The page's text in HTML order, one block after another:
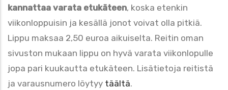
kannattaa varata etukäteen, koska etenkin
viikonloppuisin ja kesällä jonot voivat olla pitkiä.
Lippu maksaa 2,50 euroa aikuiselta. Reitin oman
sivuston mukaan lippu on hyvä varata viikonlopulle
jopa pari kuukautta etukäteen. Lisätietoja reitistä
ja varausnumero löytyy täältä.